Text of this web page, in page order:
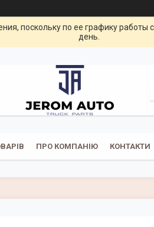
поскольку по ее графику
день.
ПРО КОМПАНІЮ КОНТАКТИ